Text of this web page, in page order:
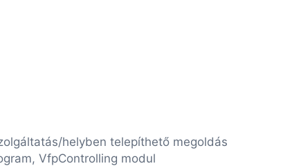
helyben telepíthető megoldás
VfpControlling modul